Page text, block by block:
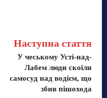
Наступна стаття
У чеському Усті-над-
Лабем люди скоїли
самосуд над водієм, що
збив пішохода